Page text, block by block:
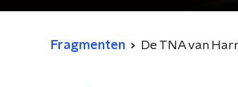
Fragmenten De TNA van